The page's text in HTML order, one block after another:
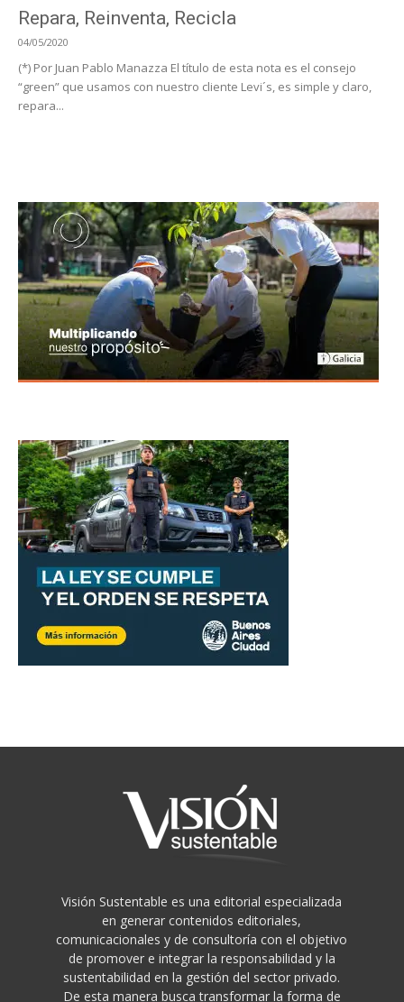
Repara, Reinventa, Recicla
04/05/2020
(*) Por Juan Pablo Manazza El título de esta nota es el consejo
“green” que usamos con nuestro cliente Levi´s, es simple y claro,
repara...
Visión Sustentable es una editorial especializada
en generar contenidos editoriales,
comunicacionales y de consultoría con el objetivo
de promover e integrar la responsabilidad y la
sustentabilidad en la gestión del sector privado.
De esta manera busca transformar la forma de